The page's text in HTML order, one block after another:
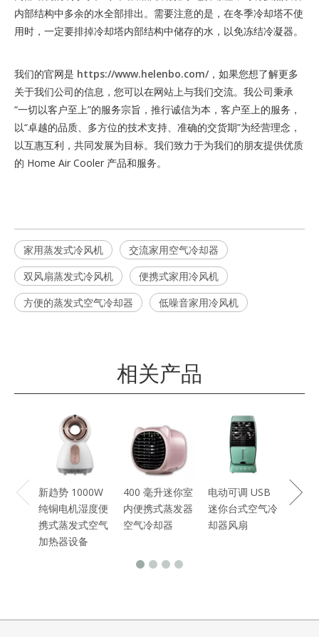
内部结构中多余的水全部排出。需要注意的是，在冬季冷却塔不使
用时，一定要排掉冷却塔内部结构中储存的水，以免冻结冷凝器。
我们的官网是 https://www.helenbo.com/，如果您想了解更多
关于我们公司的信息，您可以在网站上与我们交流。我公司秉承
“一切以客户至上”的服务宗旨，推行诚信为本，客户至上的服务，
以“卓越的品质、多方位的技术支持、准确的交货期”为经营理念，
以互惠互利，共同发展为目标。我们致力于为我们的朋友提供优质
的 Home Air Cooler 产品和服务。
家用蒸发式冷风机
交流家用空气冷却器
双风扇蒸发式冷风机
便携式家用冷风机
方便的蒸发式空气冷却器
低噪音家用冷风机
相关产品
新趋势 1000W
纯铜电机湿度便
携式蒸发式空气
加热器设备
400 毫升迷你室
内便携式蒸发器
空气冷却器
电动可调 USB
迷你台式空气冷
却器风扇